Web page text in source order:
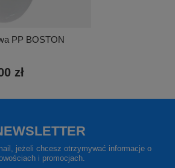
PP BOSTON
zł
jeżeli chcesz otrzymywać informacje o
i promocjach.